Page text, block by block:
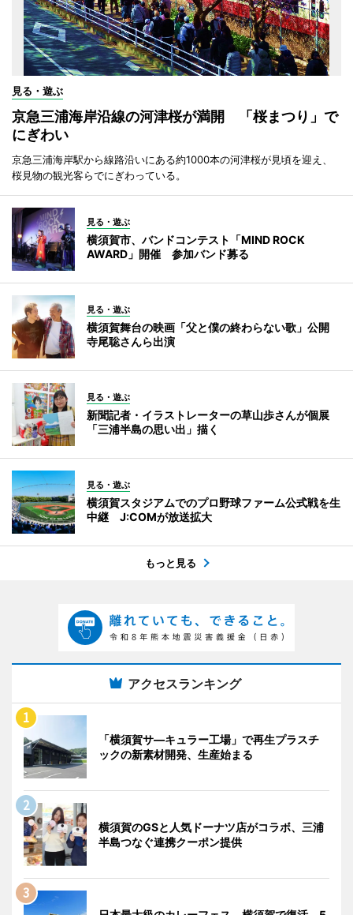
見る・遊ぶ
京急三浦海岸沿線の河津桜が満開 「桜まつり」で
にぎわい
京急三浦海岸駅から線路沿いにある約1000本の河津桜が見頃を迎え、
桜見物の観光客らでにぎわっている。
見る・遊ぶ
横須賀市、バンドコンテスト「MIND ROCK
AWARD」開催 参加バンド募る
見る・遊ぶ
横須賀舞台の映画「父と僕の終わらない歌」公開
寺尾聡さんら出演
見る・遊ぶ
新聞記者・イラストレーターの草山歩さんが個展
「三浦半島の思い出」描く
見る・遊ぶ
横須賀スタジアムでのプロ野球ファーム公式戦を生
中継 J:COMが放送拡大
もっと見る
アクセスランキング
「横須賀サ―キュラー工場」で再生プラスチ
ックの新素材開発、生産始まる
横須賀のGSと人気ドーナツ店がコラボ、三浦
半島つなぐ連携クーポン提供